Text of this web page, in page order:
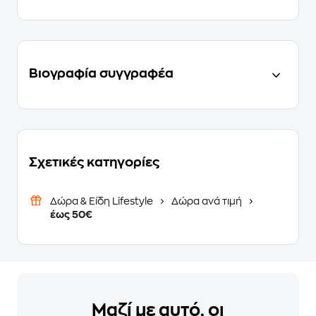
Βιογραφία συγγραφέα
Σχετικές κατηγορίες
Δώρα & Είδη Lifestyle
Δώρα ανά τιμή
έως 50€
Μαζί με αυτό, οι